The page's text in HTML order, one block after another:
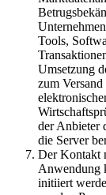
Tools,
Umsetzung
zum
der Anbieter
die Server
Der Kontakt
Anwendung
initiiert